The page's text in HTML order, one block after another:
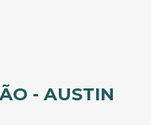
- AUSTIN